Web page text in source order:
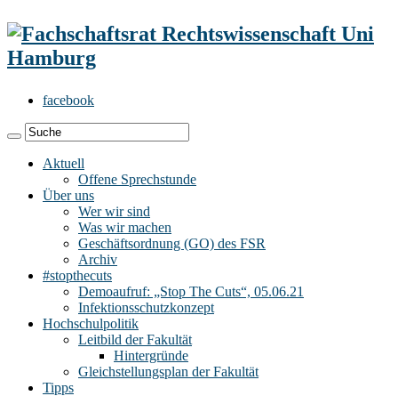
facebook
Aktuell
Offene Sprechstunde
Über uns
Wer wir sind
Was wir machen
Geschäftsordnung (GO) des FSR
Archiv
#stopthecuts
Demoaufruf: „Stop The Cuts“, 05.06.21
Infektionsschutzkonzept
Hochschulpolitik
Leitbild der Fakultät
Hintergründe
Gleichstellungsplan der Fakultät
Tipps